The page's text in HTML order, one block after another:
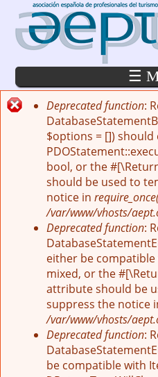
Pasar al contenido principal
☰
Mensaje de error
Deprecated function:
$options = [])
bool, or the
should be used to
notice in
/var/www/vhosts/
Deprecated function:
either be
mixed, or the
attribute should be
suppress the notice
/var/www/vhosts/
Deprecated function:
be compatible with